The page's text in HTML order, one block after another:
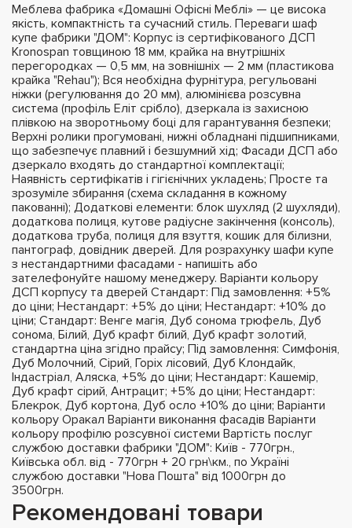
Меблева фабрика «Домашні Офісні Меблі» — це висока
якість, компактність та сучасний стиль. Переваги шаф
купе фабрики "ДОМ": Корпус із сертифікованого ДСП
Kronospan товщиною 18 мм, крайка на внутрішніх
перегородках — 0,5 мм, на зовнішніх — 2 мм (пластикова
крайка "Rehau"); Вся необхідна фурнітура, регульовані
ніжки (регулювання до 20 мм), алюмінієва розсувна
система (профіль Еліт срібло), дзеркала із захисною
плівкою на зворотньому боці для гарантування безпеки;
Верхні ролики прогумовані, нижні обладнані підшипниками,
що забезпечує плавний і безшумний хід; Фасади ДСП або
дзеркало входять до стандартної комплектації;
Наявність сертифікатів і гігієнічних укладень; Просте та
зрозуміле збирання (схема складання в кожному
пакованні); Додаткові елементи: блок шухляд (2 шухляди),
додаткова полиця, кутове радіусне закінчення (консоль),
додаткова труба, полиця для взуття, кошик для білизни,
пантограф, довідник дверей. Для розрахунку шафи купе
з нестандартними фасадами - напишіть або
зателефонуйте нашому менеджеру. Варіанти кольору
ДСП корпусу та дверей Стандарт: Під замовлення: +5%
до ціни; Нестандарт: +5% до ціни; Нестандарт: +10% до
ціни; Стандарт: Венге магія, Дуб сонома трюфель, Дуб
сонома, Білий, Дуб крафт білий, Дуб крафт золотий,
стандартна ціна згідно прайсу; Під замовлення: Симфонія,
Дуб Молочний, Сірий, Горіх лісовий, Дуб Клондайк,
Індастріал, Аляска, +5% до ціни; Нестандарт: Кашемір,
Дуб крафт сірий, Антрацит; +5% до ціни; Нестандарт:
Блекрок, Дуб кортона, Дуб осло +10% до ціни; Варіанти
кольору Оракал Варіанти виконання фасадів Варіанти
кольору профілю розсувної системи Вартість послуг
службою доставки фабрики "ДОМ": Київ - 770грн.,
Київська обл. від - 770грн + 20 грн\км., по Україні
службою доставки "Нова Пошта" від 1000грн до
3500грн.
Рекомендовані товари